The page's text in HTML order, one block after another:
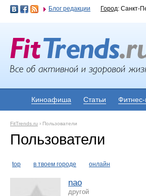
Блог редакции Город: Санкт-
Киноафиша Статьи Фитнес-
FitTrends.ru › Пользователи
Пользователи
top в твоем городе онлайн
nao
другой